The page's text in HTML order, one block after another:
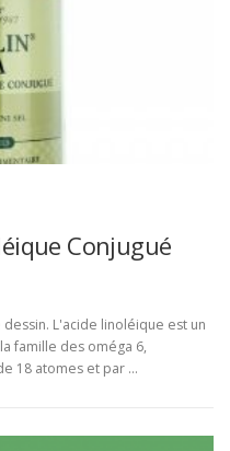
Conjugué
L'acide linoléique est un
famille des oméga 6,
18 atomes et par …